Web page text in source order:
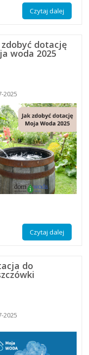
Czytaj dalej
zdobyć dotację
woda 2025
2025
Czytaj dalej
do
2025